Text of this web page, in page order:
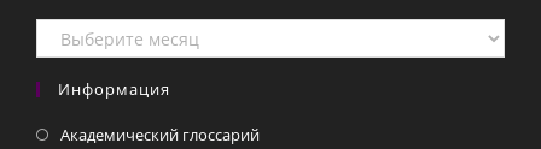
Архивы
СМИ
Информация
Академический глоссарий